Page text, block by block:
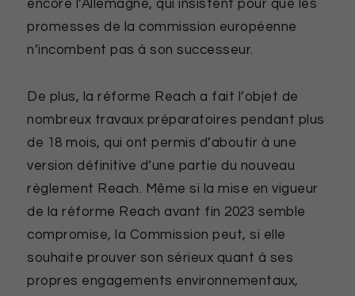
encore l’Allemagne, qui insistent pour que les
promesses de la commission européenne
n’incombent pas à son successeur.
De plus, la réforme Reach a fait l’objet de
nombreux travaux préparatoires pendant plus
de 18 mois, qui ont permis d’aboutir à une
version définitive d’une partie du nouveau
règlement Reach. Même si la mise en vigueur
de la réforme Reach avant fin 2023 semble
compromise, la Commission peut, si elle
souhaite prouver son sérieux quant à ses
propres engagements environnementaux,